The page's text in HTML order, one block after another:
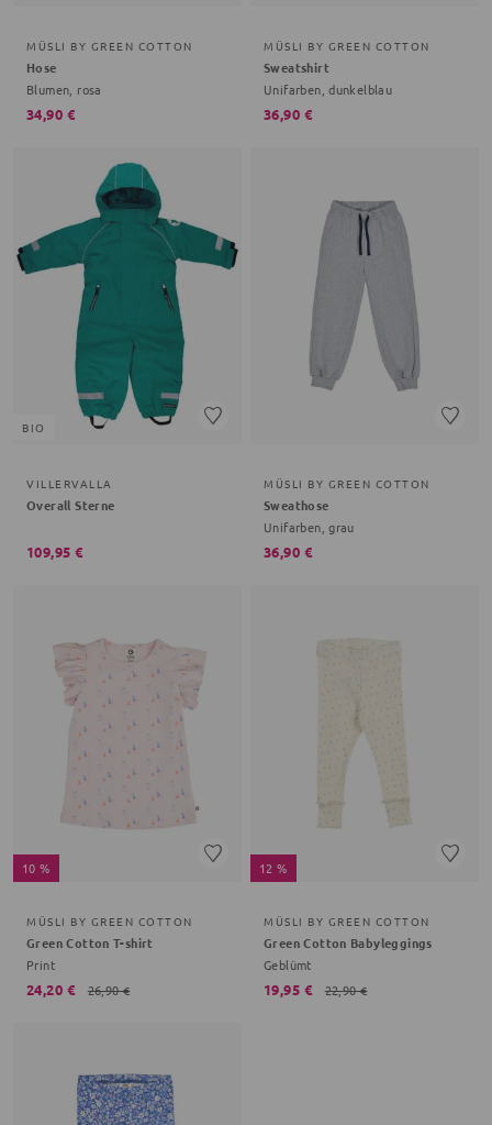
MÜSLI BY GREEN COTTON
Hose
Blumen, rosa
34,90 €
MÜSLI BY GREEN COTTON
Sweatshirt
Unifarben, dunkelblau
36,90 €
BIO
VILLERVALLA
Overall Sterne
109,95 €
MÜSLI BY GREEN COTTON
Sweathose
Unifarben, grau
36,90 €
10 %
MÜSLI BY GREEN COTTON
Green Cotton T-shirt
Print
24,20 € 26,90 €
12 %
MÜSLI BY GREEN COTTON
Green Cotton Babyleggings
Geblümt
19,95 € 22,90 €